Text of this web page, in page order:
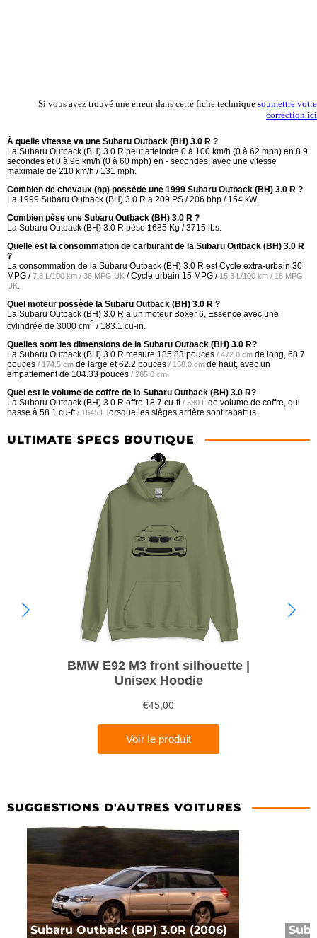
Si vous avez trouvé une erreur dans cette fiche technique soumettre votre
correction ici
À quelle vitesse va une Subaru Outback (BH) 3.0 R ?
La Subaru Outback (BH) 3.0 R peut atteindre 0 à 100 km/h (0 à 62 mph) en 8.9
secondes et 0 à 96 km/h (0 à 60 mph) en - secondes, avec une vitesse
maximale de 210 km/h / 131 mph.
Combien de chevaux (hp) possède une 1999 Subaru Outback (BH) 3.0 R ?
La 1999 Subaru Outback (BH) 3.0 R a 209 PS / 206 bhp / 154 kW.
Combien pèse une Subaru Outback (BH) 3.0 R ?
La Subaru Outback (BH) 3.0 R pèse 1685 Kg / 3715 lbs.
Quelle est la consommation de carburant de la Subaru Outback (BH) 3.0 R
?
La consommation de la Subaru Outback (BH) 3.0 R est Cycle extra-urbain 30
MPG /7.8 L/100 km / 36 MPG UK / Cycle urbain 15 MPG / 15.3 L/100 km / 18 MPG
UK.
Quel moteur possède la Subaru Outback (BH) 3.0 R ?
La Subaru Outback (BH) 3.0 R a un moteur Boxer 6, Essence avec une
cylindrée de 3000 cm3 / 183.1 cu-in.
Quelles sont les dimensions de la Subaru Outback (BH) 3.0 R?
La Subaru Outback (BH) 3.0 R mesure 185.83 pouces / 472.0 cm de long, 68.7
pouces / 174.5 cm de large et62.2 pouces / 158.0 cm de haut, avec un
empattement de 104.33 pouces / 265.0 cm.
Quel est le volume de coffre de la Subaru Outback (BH) 3.0 R?
La Subaru Outback (BH) 3.0 R offre 18.7 cu-ft / 530 L de volume de coffre, qui
passe à 58.1 cu-ft / 1645 L lorsque les sièges arrière sont rabattus.
ULTIMATE SPECS BOUTIQUE
SUGGESTIONS D'AUTRES VOITURES
Subaru Outback (BP) 3.0R (2006)